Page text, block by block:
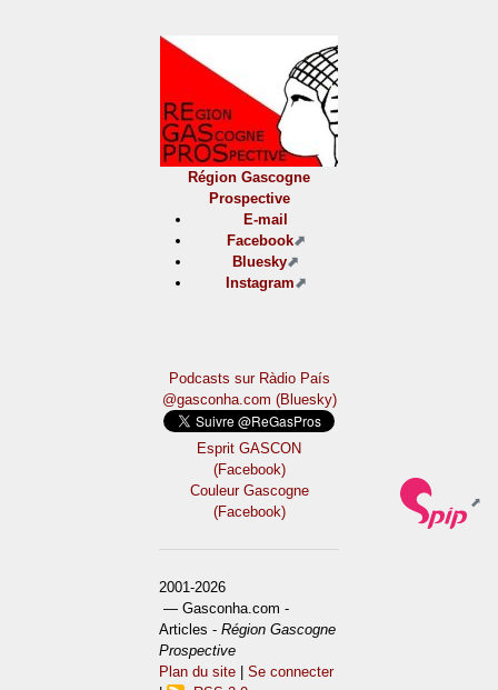
Région Gascogne
Prospective
E-mail
Facebook
Bluesky
Instagram
Podcasts sur Ràdio País
@gasconha.com (Bluesky)
Esprit GASCON
(Facebook)
Couleur Gascogne
(Facebook)
2001-2026
— Gasconha.com -
Articles -Région Gascogne
Prospective
Plan du site |Se connecter